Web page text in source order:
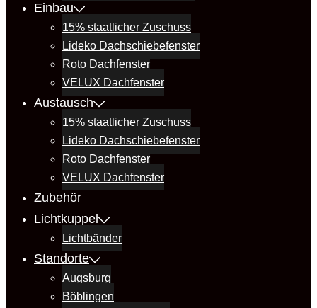
Einbau
15% staatlicher Zuschuss
Lideko Dachschiebefenster
Roto Dachfenster
VELUX Dachfenster
Austausch
15% staatlicher Zuschuss
Lideko Dachschiebefenster
Roto Dachfenster
VELUX Dachfenster
Zubehör
Lichtkuppel
Lichtbänder
Standorte
Augsburg
Böblingen